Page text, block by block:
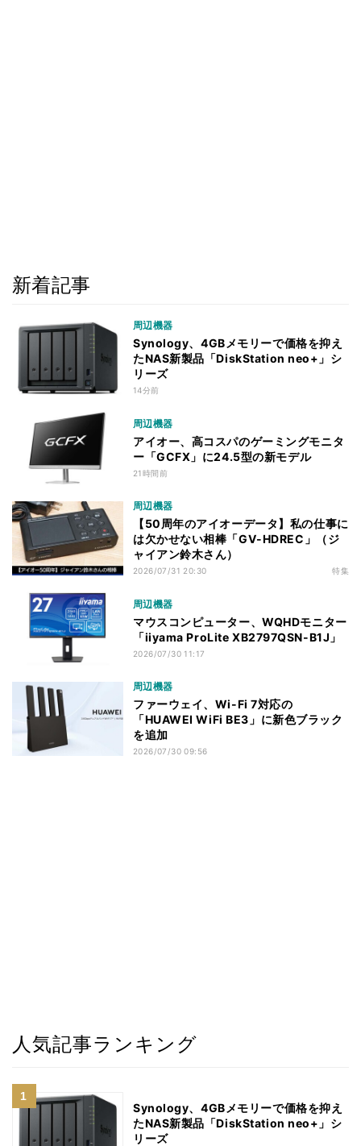
新着記事
周辺機器
Synology、4GBメモリーで価格を抑え
たNAS新製品「DiskStation neo+」シ
リーズ
14分前
周辺機器
アイオー、高コスパのゲーミングモニタ
ー「GCFX」に24.5型の新モデル
21時間前
周辺機器
【50周年のアイオーデータ】私の仕事に
は欠かせない相棒「GV-HDREC」（ジ
ャイアン鈴木さん）
2026/07/31 20:30 特集
周辺機器
マウスコンピューター、WQHDモニター
「iiyama ProLite XB2797QSN-B1J」
2026/07/30 11:17
周辺機器
ファーウェイ、Wi-Fi 7対応の
「HUAWEI WiFi BE3」に新色ブラック
を追加
2026/07/30 09:56
人気記事ランキング
Synology、4GBメモリーで価格を抑え
たNAS新製品「DiskStation neo+」シ
リーズ